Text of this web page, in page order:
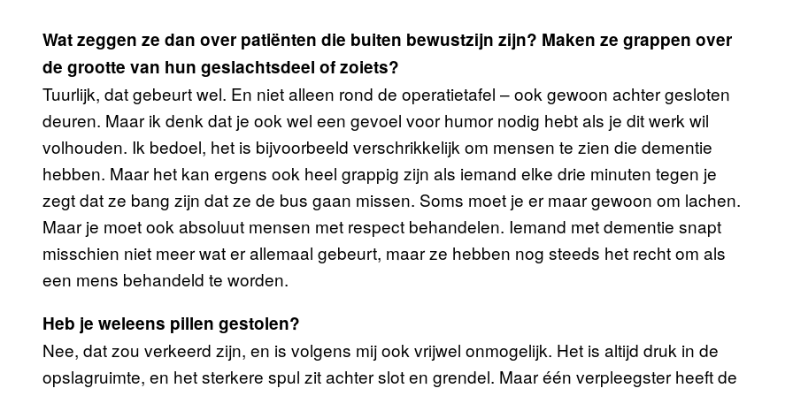
Wat zeggen ze dan over patiënten die buiten bewustzijn zijn? Maken ze grappen over
de grootte van hun geslachtsdeel of zoiets?
Tuurlijk, dat gebeurt wel. En niet alleen rond de operatietafel – ook gewoon achter gesloten
deuren. Maar ik denk dat je ook wel een gevoel voor humor nodig hebt als je dit werk wil
volhouden. Ik bedoel, het is bijvoorbeeld verschrikkelijk om mensen te zien die dementie
hebben. Maar het kan ergens ook heel grappig zijn als iemand elke drie minuten tegen je
zegt dat ze bang zijn dat ze de bus gaan missen. Soms moet je er maar gewoon om lachen.
Maar je moet ook absoluut mensen met respect behandelen. Iemand met dementie snapt
misschien niet meer wat er allemaal gebeurt, maar ze hebben nog steeds het recht om als
een mens behandeld te worden.
Heb je weleens pillen gestolen?
Nee, dat zou verkeerd zijn, en is volgens mij ook vrijwel onmogelijk. Het is altijd druk in de
opslagruimte, en het sterkere spul zit achter slot en grendel. Maar één verpleegster heeft de